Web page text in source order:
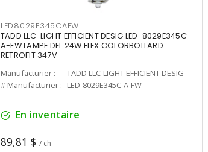
LED8029E345CAFW
TADD LLC-LIGHT EFFICIENT DESIG LED-8029E345C-
A-FW LAMPE DEL 24W FLEX COLORBOLLARD
RETROFIT 347V
Manufacturier :
TADD LLC-LIGHT EFFICIENT DESIG
# Manufacturier : LED-8029E345C-A-FW
En inventaire
89,81 $ / ch